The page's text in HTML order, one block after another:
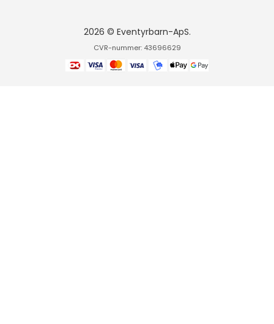
2026 © Eventyrbarn-ApS.
CVR-nummer: 43696629